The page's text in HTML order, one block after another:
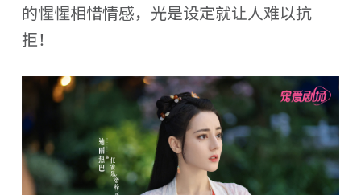
的惺惺相惜情感，光是设定就让人难以抗
拒！